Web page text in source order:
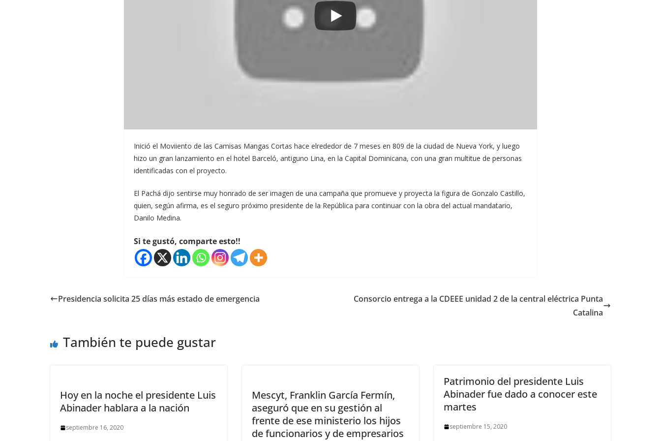
promueve la candidatura presidencial de Gonzalo Castillo, del oficialista Partido de la Liberación Dominicana (PLD).
En el mismo el popular animador de programas de variedades pone de relieve las condiciones de liderazgo político y
El mensaje publicitario audiovisual es del Movimiento de las Camisas Cortas, a favor de la postulación de Gonzalo, el que
Inició el Moviiento de las Camisas Mangas Cortas hace elrededor de 7 meses en 809 de la ciudad de Nueva York, y luego
hizo un gran lanzamiento en el hotel Barceló, antiguno Lina, en la Capital Dominicana, con una gran multitue de personas
identificadas con el proyecto.
El Pachá dijo sentirse muy honrado de ser imagen de una campaña que promueve y proyecta la figura de Gonzalo Castillo,
quien, según afirma, es el seguro próximo presidente de la República para continuar con la obra del actual mandatario,
Danilo Medina.
Si te gustó, comparte esto!!
Presidencia solicita 25 días más estado de emergencia
Consorcio entrega a la CDEEE unidad 2 de la central eléctrica Punta
Catalina
También te puede gustar
Hoy en la noche el presidente Luis
Abinader hablara a la nación
septiembre 16, 2020
Mescyt, Franklin García Fermín,
aseguró que en su gestión al
frente de ese ministerio los hijos
de funcionarios y de empresarios
Patrimonio del presidente Luis
Abinader fue dado a conocer este
martes
septiembre 15, 2020